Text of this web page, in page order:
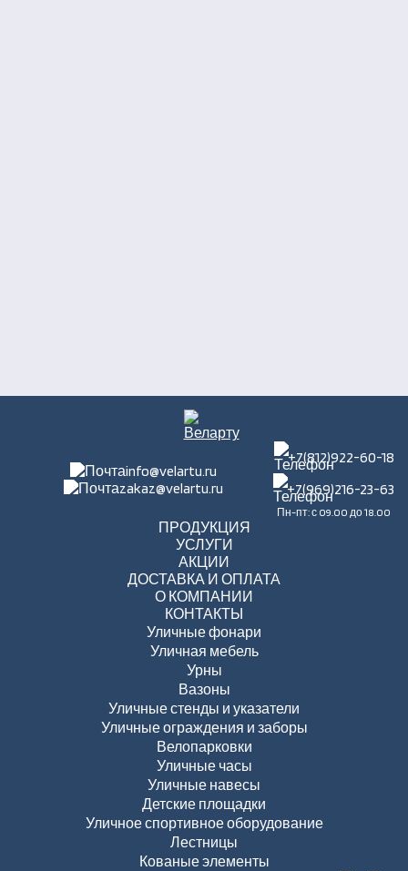
info@velartu.ru
zakaz@velartu.ru
+7(812)922-60-18
+7(969)216-23-63
Пн-пт: с 09.00 до 18.00
ПРОДУКЦИЯ
УСЛУГИ
АКЦИИ
ДОСТАВКА И ОПЛАТА
О КОМПАНИИ
КОНТАКТЫ
Уличные фонари
Уличная мебель
Урны
Вазоны
Уличные стенды и указатели
Уличные ограждения и заборы
Велопарковки
Уличные часы
Уличные навесы
Детские площадки
Уличное спортивное оборудование
Лестницы
Кованые элементы